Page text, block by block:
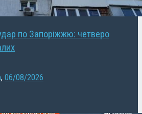
по Запоріжжю: четверо
, 06/08/2026